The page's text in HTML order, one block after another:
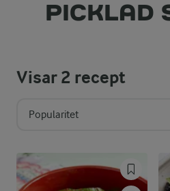
PICKLAD
Visar2 recept
Popularitet